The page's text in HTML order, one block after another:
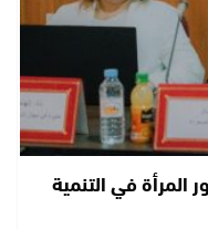
في التنمية